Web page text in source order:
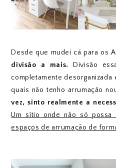
Desde que mudei cá para os
divisão a mais.
Divisão
completamente
quais não tenho arrumação
vez, sinto realmente a
Um sítio onde não só possa
espaços de arrumação de